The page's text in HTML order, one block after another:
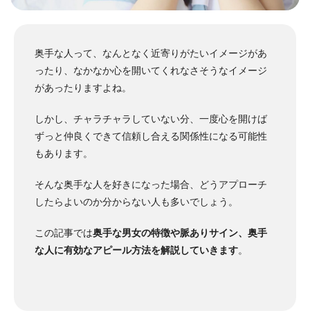
奥手な人って、なんとなく近寄りがたいイメージがあ
ったり、なかなか心を開いてくれなさそうなイメージ
があったりますよね。
しかし、チャラチャラしていない分、一度心を開けば
ずっと仲良くできて信頼し合える関係性になる可能性
もあります。
そんな奥手な人を好きになった場合、どうアプローチ
したらよいのか分からない人も多いでしょう。
この記事では奥手な男女の特徴や脈ありサイン、奥手
な人に有効なアピール方法を解説していきます。